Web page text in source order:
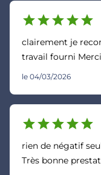
starstarstarstarstar
clairement je
travail fourni
le 04/03/2026
starstarstarstarstar
rien de négatif
Très bonne